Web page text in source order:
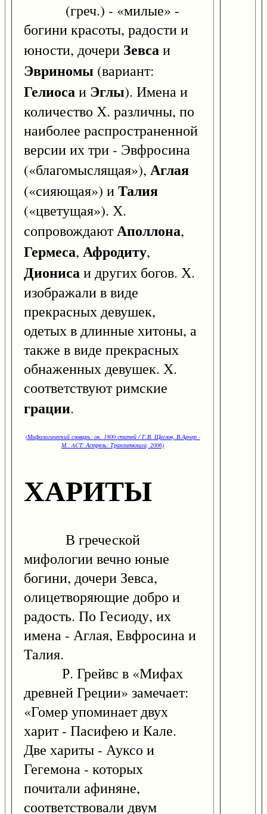
(греч.) - «милые» -
богини красоты, радости и
юности, дочери Зевсаи
Эвриномы (вариант:
Гелиосаи Эглы). Имена и
количество Х. различны, по
наиболее распространенной
версии их три - Эвфросина
(«благомыслящая»), Аглая
(«сияющая») иТалия
(«цветущая»). Х.
сопровождаютАполлона,
Гермеса, Афродиту,
Дионисаи других богов. Х.
изображали в виде
прекрасных девушек,
одетых в длинные хитоны, а
также в виде прекрасных
обнаженных девушек. Х.
соответствуют римские
грации.
(Мифологический словарь: ок. 1800 статей / Г.В. Щеглов, В.Арчер -
М.: ACT: Астрель: Транзиткнига, 2006)
ХАРИТЫ
В греческой
мифологии вечно юные
богини, дочери Зевса,
олицетворяющие добро и
радость. По Гесиоду, их
имена - Аглая, Евфросина и
Талия.
Р. Грейвс в «Мифах
древней Греции» замечает:
«Гомер упоминает двух
харит - Пасифею и Кале.
Две хариты - Ауксо и
Гегемона - которых
почитали афиняне,
соответствовали двум